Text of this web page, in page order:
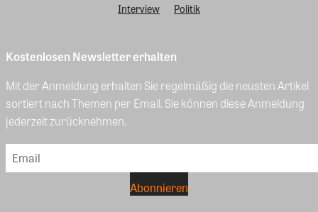
Interview
Politik
Kostenlosen Newsletter erhalten
Mit der Anmeldung erhalten Sie regelmäßig die neusten Artikel
sortiert nach Themen per Email. Sie können diese Anmeldung
jederzeit zurücknehmen.